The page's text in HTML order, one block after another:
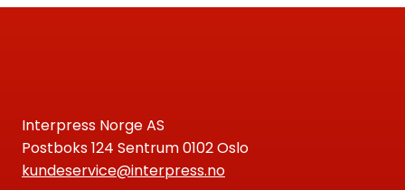
Interpress Norge AS
Postboks 124 Sentrum 0102 Oslo
kundeservice@interpress.no